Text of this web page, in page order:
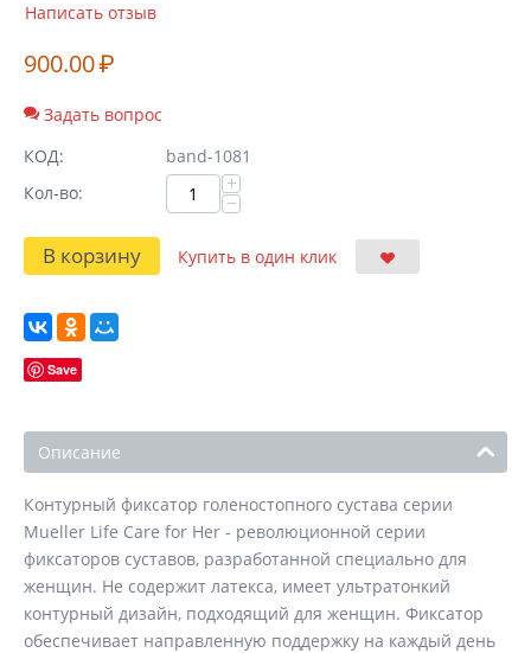
Написать отзыв
900.00₽
Задать вопрос
КОД:
band-1081
Кол-во:
+
−
В корзину Купить в один клик
Save
Описание
Контурный фиксатор голеностопного сустава серии
Mueller Life Care for Her - революционной серии
фиксаторов суставов, разработанной специально для
женщин. Не содержит латекса, имеет ультратонкий
контурный дизайн, подходящий для женщин. Фиксатор
обеспечивает направленную поддержку на каждый день